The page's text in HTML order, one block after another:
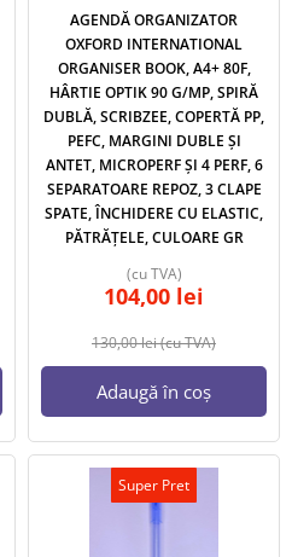
AGENDĂ ORGANIZATOR
OXFORD INTERNATIONAL
ORGANISER BOOK, A4+ 80F,
HÂRTIE OPTIK 90 G/MP, SPIRĂ
DUBLĂ, SCRIBZEE, COPERTĂ PP,
PEFC, MARGINI DUBLE ȘI
ANTET, MICROPERF ȘI 4 PERF, 6
SEPARATOARE REPOZ, 3 CLAPE
SPATE, ÎNCHIDERE CU ELASTIC,
PĂTRĂȚELE, CULOARE GR
130,00lei(cu TVA)
104,00 lei
(cu TVA)
Adaugă în coș
Super Pret